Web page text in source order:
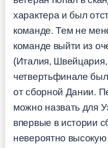
характера и был
команде. Тем не
команде выйти из
(Италия,
четвертьфинале
от сборной Дании.
можно назвать для
впервые в истории
невероятно